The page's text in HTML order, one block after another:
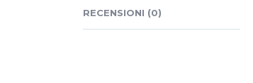
RECENSIONI (0)